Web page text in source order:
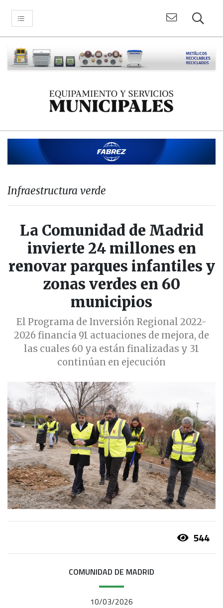
Infraestructura verde
La Comunidad de Madrid
invierte 24 millones en
renovar parques infantiles y
zonas verdes en 60
municipios
El Programa de Inversión Regional 2022-
2026 financia 91 actuaciones de mejora, de
las cuales 60 ya están finalizadas y 31
continúan en ejecución
544
COMUNIDAD DE MADRID
10/03/2026